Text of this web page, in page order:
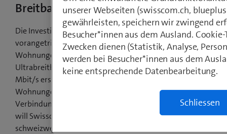
Breitbandausbau auf Kurs
Die Investitionen in die Breitbandnetze werden weiter
vorangetrieben. Während 66% aller Schweizer
Wohnungen und Geschäfte durch Swisscom mit
Ultrabreitband-Geschwindigkeiten von mehr als 80
Mbit/s erschlossen sind, kommen über 37% aller
Wohnungen und Geschäfte in den Genuss von schnellen
Verbindungen mit mehr als 200 Mbit/s. Bis Ende 2021
will Swisscom alle Schweizer Gemeinden und
schweizweit 90% der Wohnungen und Geschäfte mit
unserer Webseiten (swisscom.ch,
gewährleisten, speichern wir zwingend
Besucher*innen aus dem Ausland.
Zwecken dienen (Statistik, Analyse,
werden bei Besucher*innen aus dem
keine entsprechende Datenbearbeitung.
Schliessen